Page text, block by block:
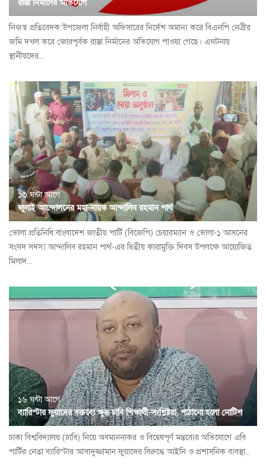
রাস্তা নির্মাণের অভিযোগ
নিজস্ব প্রতিবেদক:উপজেলা নির্বাহী অফিসারের নির্দেশ অমান্য করে বিএনপি নেত্রীর
জমি দখল করে জোরপূর্বক রাস্তা নির্মানের অভিযোগ পাওয়া গেছে। এঘটনায়
স্থানীয়দের...
১৩ ঘন্টা আগে
জুলাই আন্দোলনের মহা-নায়ক আন্দালিব রহমান পার্থ
ভোলা প্রতিনিধি:বাংলাদেশ জাতীয় পার্টি (বিজেপি) চেয়ারম্যান ও ভোলা-১ আসনের
সংসদ সদস্য আন্দালিব রহমান পার্থ-এর দ্বিতীয় কারামুক্তি দিবস উপলক্ষে আয়োজিত
মিলাদ...
১৬ ঘন্টা আগে
ব্যারিস্টার ফুয়াদের বক্তব্যে ক্ষুব্ধ ঢাবি শিক্ষার্থী-সংশ্লিষ্টরা, পাঠানো হলো নোটিশ
ঢাকা বিশ্ববিদ্যালয় (ঢাবি) নিয়ে অবমাননাকর ও বিদ্বেষপূর্ণ মন্তব্যের অভিযোগে এবি
পার্টির নেতা ব্যারিস্টার আসাদুজ্জামান ফুয়াদের বিরুদ্ধে আইনি ও প্রশাসনিক ব্যবস্থা...